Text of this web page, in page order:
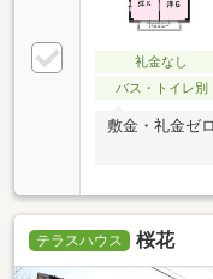
礼金なし
バス・トイレ別
敷金・礼金ゼロ
テラスハウス 桜花